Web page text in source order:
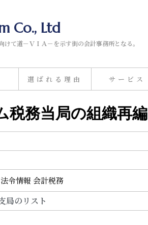
Co., Ltd
けて道－ＶＩＡ－を示す街の会計事務所となる。
選ばれる理由 サービス
税務当局の組織再編
法令情報 会計税務
局のリスト